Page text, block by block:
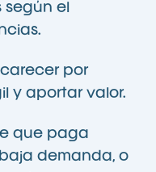
el
por
y aportar valor.
que paga
demanda, o